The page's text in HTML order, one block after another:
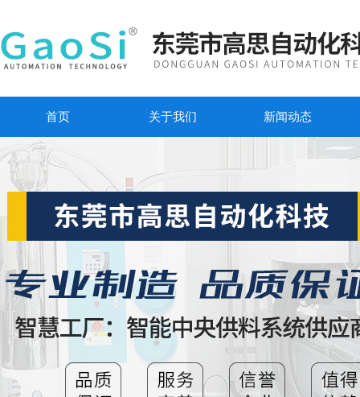
首页 关于我们 新闻动态